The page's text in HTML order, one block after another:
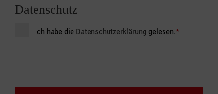
Datenschutz
Ich habe die Datenschutzerklärung gelesen.*